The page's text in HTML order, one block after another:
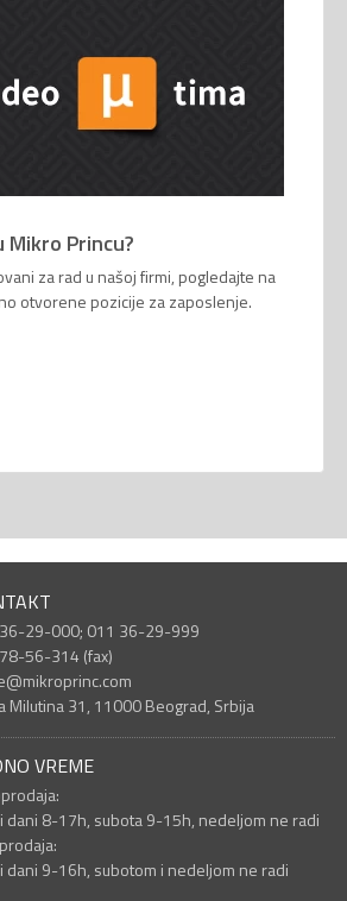
Princu?
za rad u našoj firmi, pogledajte na
otvorene pozicije za zaposlenje.
29-000; 011 36-29-999
56-314 (fax)
Milutina 31, 11000 Beograd, Srbija
VREME
dani 8-17h, subota 9-15h, nedeljom ne radi
dani 9-16h, subotom i nedeljom ne radi